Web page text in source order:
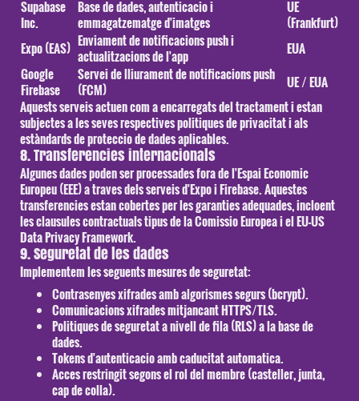
Supabase
Inc.
Base de dades, autenticacio i
emmagatzematge d'imatges
UE
(Frankfurt)
Expo (EAS) Enviament de notificacions push i
actualitzacions de l'app
EUA
Google
Firebase
Servei de lliurament de notificacions push
(FCM)
UE / EUA
Aquests serveis actuen com a encarregats del tractament i estan
subjectes a les seves respectives politiques de privacitat i als
estàndards de proteccio de dades aplicables.
8. Transferencies internacionals
Algunes dades poden ser processades fora de l'Espai Economic
Europeu (EEE) a traves dels serveis d'Expo i Firebase. Aquestes
transferencies estan cobertes per les garanties adequades, incloent
les clausules contractuals tipus de la Comissio Europea i el EU-US
Data Privacy Framework.
9. Seguretat de les dades
Implementem les seguents mesures de seguretat:
Contrasenyes xifrades amb algorismes segurs (bcrypt).
Comunicacions xifrades mitjancant HTTPS/TLS.
Politiques de seguretat a nivell de fila (RLS) a la base de
dades.
Tokens d'autenticacio amb caducitat automatica.
Acces restringit segons el rol del membre (casteller, junta,
cap de colla).